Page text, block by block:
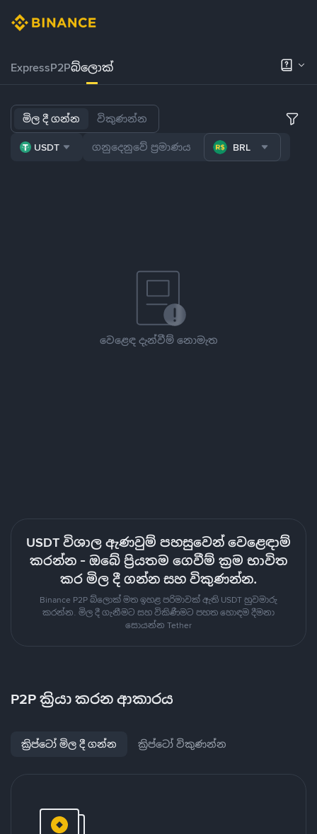
ExpressP2Pබ්ලොක්
මිල දී ගන්න විකුණන්න
USDT BRL
වෙළෙඳ දැන්වීම් නොමැත
USDT විශාල ඇණවුම් පහසුවෙන් වෙළෙඳාම්
කරන්න - ඔබේ ප්‍රියතම ගෙවීම් ක්‍රම භාවිත
කර මිල දී ගන්න සහ විකුණන්න.
Binance P2P බ්ලොක් මත ඉහළ පරිමාවක් ඇති USDT හුවමාරු
කරන්න. මිල දී ගැනීමට සහ විකිණීමට පහත හොඳම දීමනා
සොයන්න Tether
P2P ක්‍රියා කරන ආකාරය
ක්‍රිප්ටෝ මිල දී ගන්න ක්‍රිප්ටෝ විකුණන්න